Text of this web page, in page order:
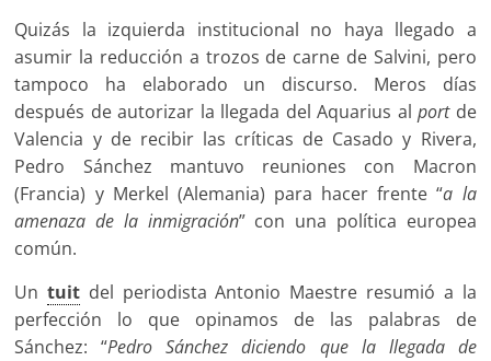
Quizás la izquierda institucional no haya llegado a
asumir la reducción a trozos de carne de Salvini, pero
tampoco ha elaborado un discurso. Meros días
después de autorizar la llegada del Aquarius alportde
Valencia y de recibir las críticas de Casado y Rivera,
Pedro Sánchez mantuvo reuniones con Macron
(Francia) y Merkel (Alemania) para hacer frente “a la
amenaza de la inmigración” con una política europea
común.
Untuit del periodista Antonio Maestre resumió a la
perfección lo que opinamos de las palabras de
Sánchez: “Pedro Sánchez diciendo que la llegada de